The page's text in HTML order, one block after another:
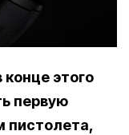
этого
первую
пистолета,